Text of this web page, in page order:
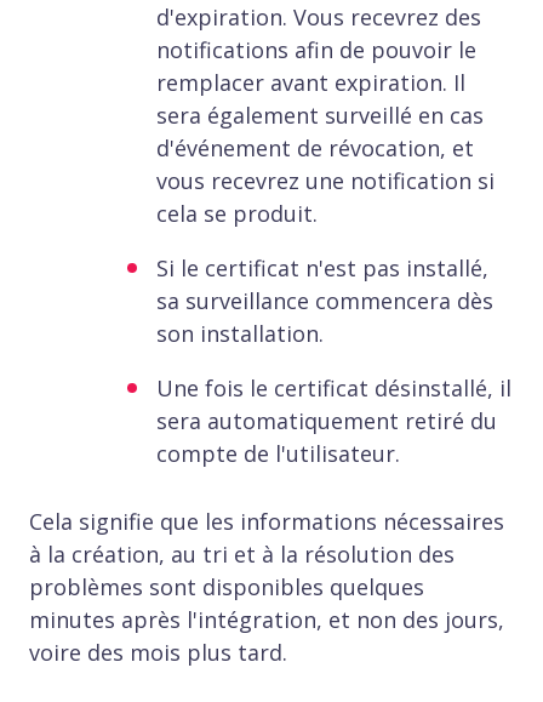
d'expiration. Vous recevrez des
notifications afin de pouvoir le
remplacer avant expiration. Il
sera également surveillé en cas
d'événement de révocation, et
vous recevrez une notification si
cela se produit.
Si le certificat n'est pas installé,
sa surveillance commencera dès
son installation.
Une fois le certificat désinstallé, il
sera automatiquement retiré du
compte de l'utilisateur.
Cela signifie que les informations nécessaires
à la création, au tri et à la résolution des
problèmes sont disponibles quelques
minutes après l'intégration, et non des jours,
voire des mois plus tard.